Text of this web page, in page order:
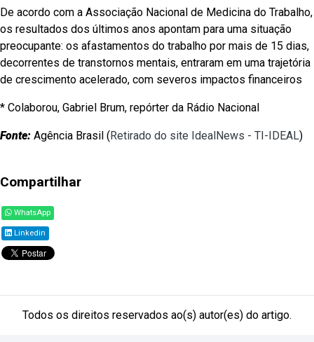
De acordo com a Associação Nacional de Medicina do Trabalho,
os resultados dos últimos anos apontam para uma situação
preocupante: os afastamentos do trabalho por mais de 15 dias,
decorrentes de transtornos mentais, entraram em uma trajetória
de crescimento acelerado, com severos impactos financeiros
* Colaborou, Gabriel Brum, repórter da Rádio Nacional
Fonte: Agência Brasil (Retirado do site IdealNews - TI-IDEAL)
Compartilhar
WhatsApp
Linkedin
Todos os direitos reservados ao(s) autor(es) do artigo.